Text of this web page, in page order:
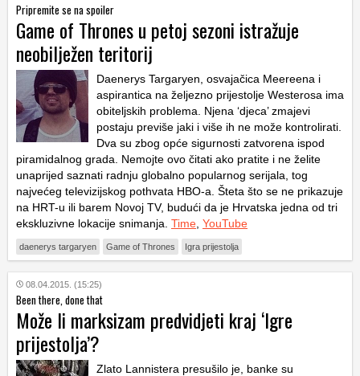
Pripremite se na spoiler
Game of Thrones u petoj sezoni istražuje
neobilježen teritorij
Daenerys Targaryen, osvajačica Meereena i
aspirantica na željezno prijestolje Westerosa ima
obiteljskih problema. Njena ‘djeca’ zmajevi
postaju previše jaki i više ih ne može kontrolirati.
Dva su zbog opće sigurnosti zatvorena ispod
piramidalnog grada. Nemojte ovo čitati ako pratite i ne želite
unaprijed saznati radnju globalno popularnog serijala, tog
najvećeg televizijskog pothvata HBO-a. Šteta što se ne prikazuje
na HRT-u ili barem Novoj TV, budući da je Hrvatska jedna od tri
ekskluzivne lokacije snimanja. Time YouTube
daenerys targaryen Game of Thrones Igra prijestolja
08.04.2015. (15:25)
Been there, done that
Može li marksizam predvidjeti kraj ‘Igre
prijestolja’?
Zlato Lannistera presušilo je, banke su